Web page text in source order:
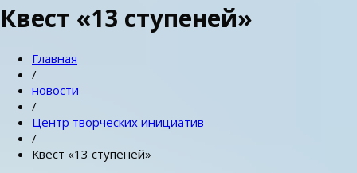
Квест «13 ступеней»
Главная
/
новости
/
Центр творческих инициатив
/
Квест «13 ступеней»